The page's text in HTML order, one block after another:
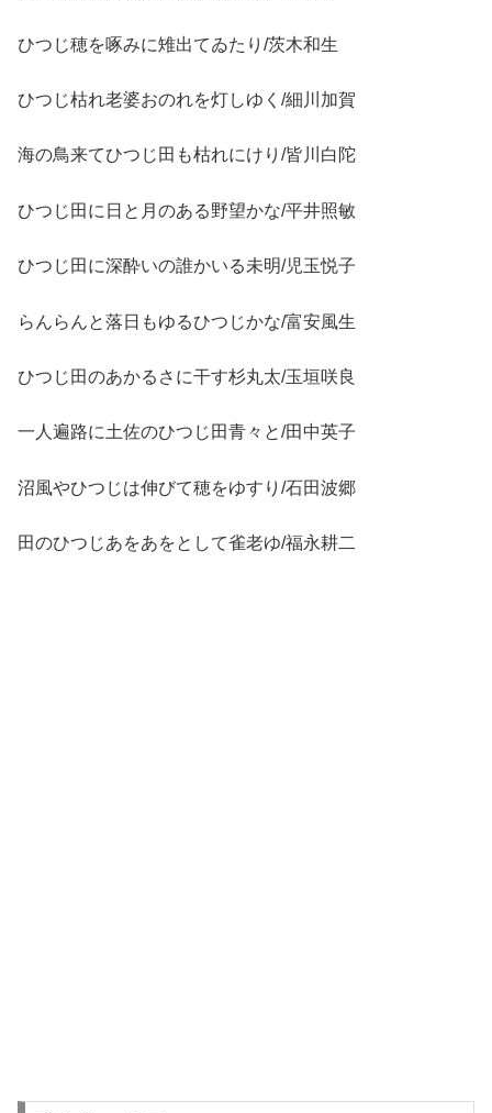
ひつじ穂を啄みに雉出てゐたり/茨木和生
ひつじ枯れ老婆おのれを灯しゆく/細川加賀
海の鳥来てひつじ田も枯れにけり/皆川白陀
ひつじ田に日と月のある野望かな/平井照敏
ひつじ田に深酔いの誰かいる未明/児玉悦子
らんらんと落日もゆるひつじかな/富安風生
ひつじ田のあかるさに干す杉丸太/玉垣咲良
一人遍路に土佐のひつじ田青々と/田中英子
沼風やひつじは伸びて穂をゆすり/石田波郷
田のひつじあをあをとして雀老ゆ/福永耕二